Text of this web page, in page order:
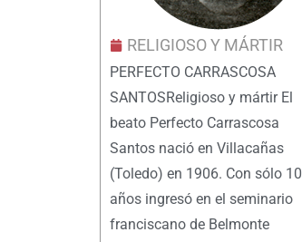
RELIGIOSO Y MÁRTIR
PERFECTO CARRASCOSA
SANTOSReligioso y mártir El
beato Perfecto Carrascosa
Santos nació en Villacañas
(Toledo) en 1906. Con sólo 10
años ingresó en el seminario
franciscano de Belmonte